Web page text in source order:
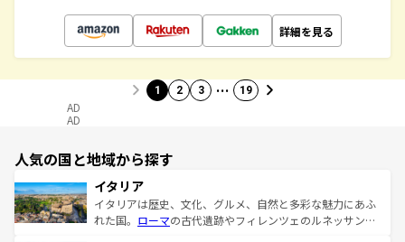
詳細を見る
1 2 3 … 19
AD
AD
人気の国と地域から探す
イタリア
イタリアは歴史、文化、グルメ、自然と多彩な魅力にあふ
れた国。 ローマの古代遺跡やフィレンツェのルネッサンス